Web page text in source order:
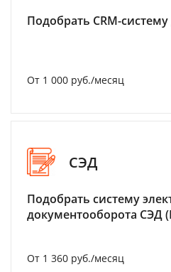
Подобрать CRM-
От 1 000 руб./месяц
СЭД
Подобрать систему
документооборота СЭД
От 1 360 руб./месяц